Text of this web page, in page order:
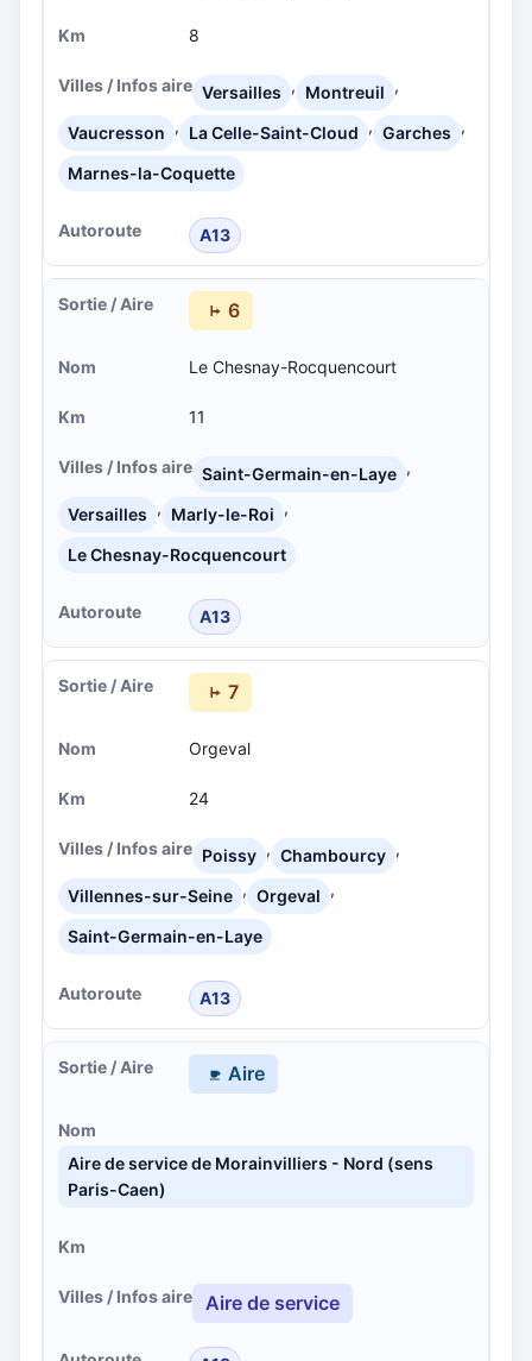
8
Versailles , Montreuil ,
Vaucresson , La Celle-Saint-Cloud , Garches ,
Marnes-la-Coquette
A13
6
Le Chesnay-Rocquencourt
11
Saint-Germain-en-Laye ,
Versailles , Marly-le-Roi ,
Le Chesnay-Rocquencourt
A13
7
Orgeval
24
Poissy , Chambourcy ,
Villennes-sur-Seine , Orgeval ,
Saint-Germain-en-Laye
A13
Aire
Aire de service de Morainvilliers - Nord (sens
Paris-Caen)
Aire de service